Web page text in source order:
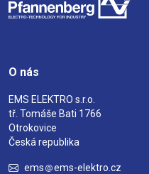
O nás
EMS ELEKTRO s.r.o.
tř. Tomáše Bati 1766
Otrokovice
Česká republika
ems
ems-elektro.cz